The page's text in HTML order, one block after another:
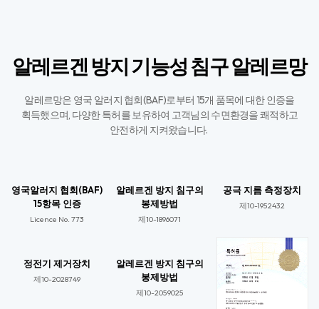
알레르겐 방지 기능성 침구 알레르망
알레르망은 영국 알러지 협회(BAF)로부터 15개 품목에 대한 인증을
획득했으며, 다양한 특허를 보유하여 고객님의 수면환경을 쾌적하고
안전하게 지켜왔습니다. ​
영국알러지 협회(BAF)
15항목 인증
Licence No. 773​
알레르겐 방지 침구의
봉제방법
제10-1896071​
공극 지름 측정장치
제10-1952432
정전기 제거장치
제10-2028749​
알레르겐 방지 침구의
봉제방법
제10-2059025​​